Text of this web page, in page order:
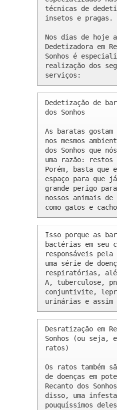
técnicas de
insetos e pragas.
Nos dias de hoje
Dedetizadora em
Sonhos é
realização dos
serviços:
Dedetização de
dos Sonhos
As baratas
nos mesmos
dos Sonhos que
uma razão: restos
Porém, basta que
espaço para que
grande perigo
nossos animais
como gatos e
Isso porque as
bactérias em seu
responsáveis pela
uma série de
respiratórias,
A, tuberculose,
conjuntivite,
urinárias e assim
Desratização em
Sonhos (ou seja,
ratos)
Os ratos também
de doenças em
Recanto dos
disso, uma
pouquíssimos